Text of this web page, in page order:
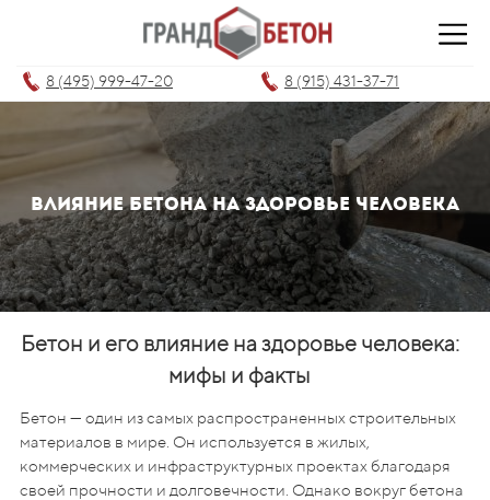
8 (495) 999-47-20 8 (915) 431-37-71
влияние Бетона на здоровье человека
Бетон и его влияние на здоровье человека:
мифы и факты
Бетон — один из самых распространенных строительных
материалов в мире. Он используется в жилых,
коммерческих и инфраструктурных проектах благодаря
своей прочности и долговечности. Однако вокруг бетона